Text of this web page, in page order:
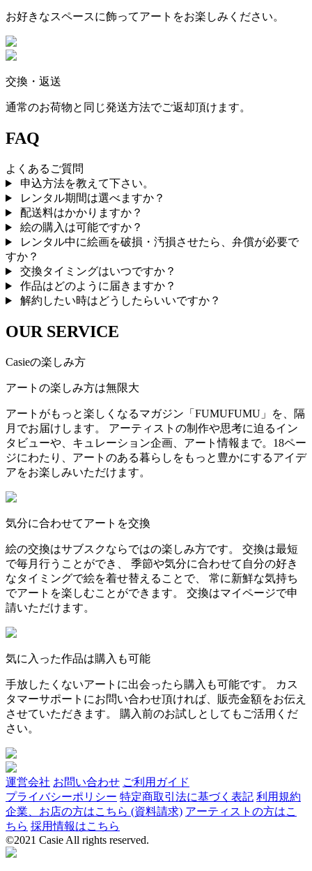
お好きなスペースに飾ってアートをお楽しみください。
交換・返送
通常のお荷物と同じ発送方法でご返却頂けます。
FAQ
よくあるご質問
申込方法を教えて下さい。
レンタル期間は選べますか？
配送料はかかりますか？
絵の購入は可能ですか？
レンタル中に絵画を破損・汚損させたら、弁償が必要で
すか？
交換タイミングはいつですか？
作品はどのように届きますか？
解約したい時はどうしたらいいですか？
OUR SERVICE
Casieの楽しみ方
アートの楽しみ方は無限大
アートがもっと楽しくなるマガジン「FUMUFUMU」を、隔
月でお届けします。 アーティストの制作や思考に迫るイン
タビューや、キュレーション企画、アート情報まで。18ペー
ジにわたり、アートのある暮らしをもっと豊かにするアイデ
アをお楽しみいただけます。
気分に合わせてアートを交換
絵の交換はサブスクならではの楽しみ方です。 交換は最短
で毎月行うことができ、 季節や気分に合わせて自分の好き
なタイミングで絵を着せ替えることで、 常に新鮮な気持ち
でアートを楽しむことができます。 交換はマイページで申
請いただけます。
気に入った作品は購入も可能
手放したくないアートに出会ったら購入も可能です。 カス
タマーサポートにお問い合わせ頂ければ、販売金額をお伝え
させていただきます。 購入前のお試しとしてもご活用くだ
さい。
運営会社 お問い合わせ ご利用ガイド
プライバシーポリシー 特定商取引法に基づく表記 利用規約
企業、お店の方はこちら (資料請求) アーティストの方はこ
ちら 採用情報はこちら
©2021 Casie All rights reserved.